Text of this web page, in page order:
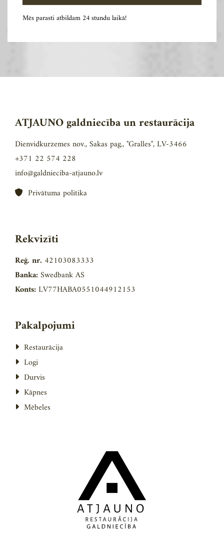
Mēs parasti atbildam 24 stundu laikā!
ATJAUNO galdniecība un restaurācija
Dienvidkurzemes nov., Sakas pag., "Gralles", LV-3466
+371 22 574 228
info@galdnieciba-atjauno.lv
 Privātuma politika
Rekvizīti
Reģ. nr. 42103083333
Banka:Swedbank AS
Konts:LV77HABA0551044912153
Pakalpojumi
 Restaurācija
 Logi
 Durvis
 Kāpnes
 Mēbeles